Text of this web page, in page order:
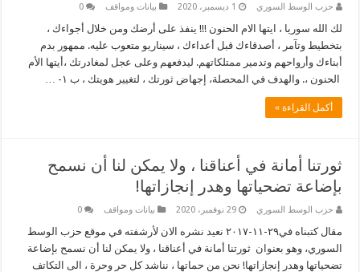
حزب الوسط السوري 1 ديسمبر، 2020 بيانات ومواقف 0
لك الله سوريا ، ايتها الام الحنون !!! ينفذ على أرضك ومن خلال أجواءك ،
بتخطيط وتآمر ، أصدقاءك قبل أعداءك ، سيناريو متعوب عليه. ممهور بدم
أبناءك وأرواحهم وتدمير ممتلكاتهم. ليدفعهم وعلى عجل لمغادرتك ،أيتها الأم
الحنون ،. والهدف في المحصلة، إجهاض ثورتك ، لتغيير هويتك ، ب ١- …
أكمل القراءة »
ثورتنا أمانة في أعناقنا ، ولا يمكن لنا أن نسمح
بإضاعة تضحياتها وهدر إنجازاتها!
حزب الوسط السوري 29 نوفمبر، 2020 بيانات ومواقف 0
مقال كتبناه في٢٩-١١-٢٠١٧ نعيد نشره الان لأرشفته في موقع حزب الوسط
السوري، وهو بعنوان ثورتنا أمانة في أعناقنا ، ولا يمكن لنا أن نسمح بإضاعة
تضحياتها وهدر إنجازاتها! نحن من حماتها ، نناشد كل حر وحرة ، الى التكاتف